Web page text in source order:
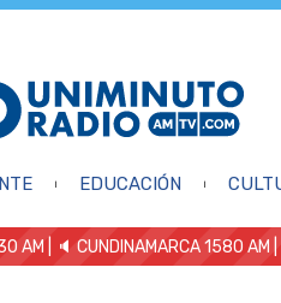
EDUCACIÓN
AM | 🔈 CUNDINAMARCA 1580 AM